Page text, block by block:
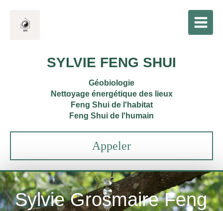
SYLVIE FENG SHUI
Géobiologie
Nettoyage énergétique des lieux
Feng Shui de l'habitat
Feng Shui de l'humain
Appeler
Sylvie Grosmaire Feng